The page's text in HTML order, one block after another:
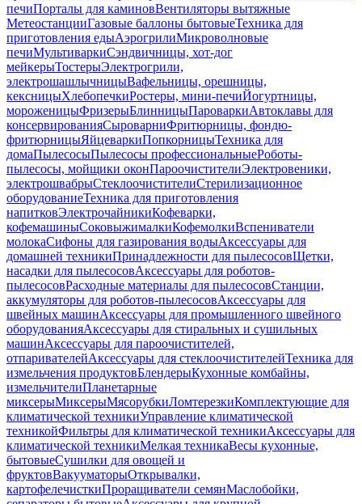
печиПорталы для каминовВентиляторы вытяжные
МетеостанцииГазовые баллоны бытовыеТехника для
приготовления едыАэрогрилиМикроволновые
печиМультиваркиСэндвичницы, хот-дог
мейкерыТостерыЭлектрогрили,
электрошашлычницыВафельницы, орешницы,
кексницыХлебопечкиРостеры, мини-печиЙогуртницы,
мороженицыФризерыБлинницыПароваркиАвтоклавы для
консервированияСыроварниФритюрницы, фондю-
фритюрницыЯйцеваркиПопкорницыТехника для
домаПылесосыПылесосы профессиональныеРоботы-
пылесосы, мойщики оконПароочистителиЭлектровеники,
электрошвабрыСтеклоочистителиСтерилизационное
оборудованиеТехника для приготовления
напитковЭлектрочайникиКофеварки,
кофемашиныСоковыжималкиКофемолкиВспениватели
молокаСифоны для газирования водыАксессуары для
домашней техникиПринадлежности для пылесосовЩетки,
насадки для пылесосовАксессуары для роботов-
пылесосовРасходные материалы для пылесосовСтанции,
аккумуляторы для роботов-пылесосовАксессуары для
швейных машинАксессуары для промышленного швейного
оборудованияАксессуары для стиральных и сушильных
машинАксессуары для пароочистителей,
отпаривателейАксессуары для стеклоочистителейТехника для
измельчения продуктовБлендерыКухонные комбайны,
измельчителиПланетарные
миксерыМиксерыМясорубкиЛомтерезкиКомплектующие для
климатической техникиУправление климатической
техникойФильтры для климатической техникиАксессуары для
климатической техникиМелкая техникаВесы кухонные,
бытовыеСушилки для овощей и
фруктовВакууматорыОткрывалки,
картофелечисткиПроращиватели семянМаслобойки,